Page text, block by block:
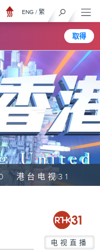
取得
ENG / 繁
港台电视31
电视直播